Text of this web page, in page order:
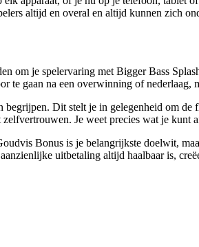
altijd en overal en altijd kunnen zich
om je spelervaring met Bigger Bass
gaan na een overwinning of nederlaag,
Dit stelt je in gelegenheid om
Je weet precies wat je
Bonus is je belangrijkste doelwit,
uitbetaling altijd haalbaar is,